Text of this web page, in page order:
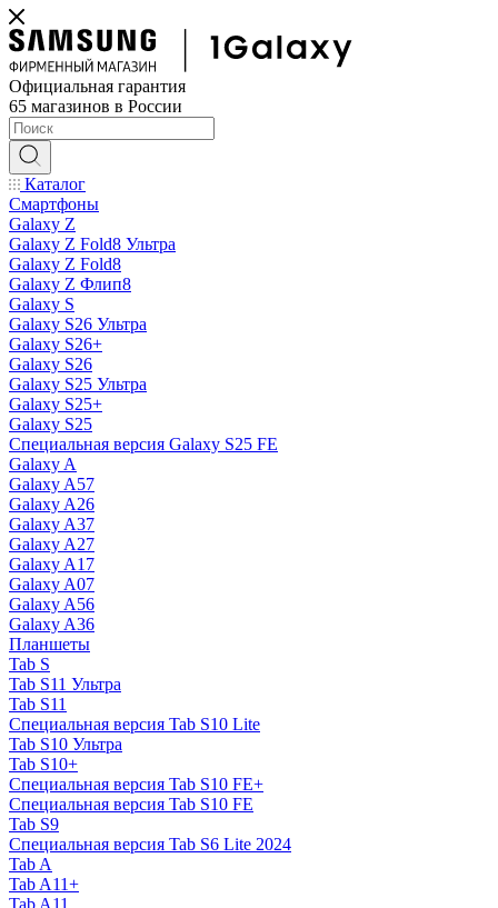
Официальная гарантия
65 магазинов в России
Каталог
Смартфоны
Galaxy Z
Galaxy Z Fold8 Ультра
Galaxy Z Fold8
Galaxy Z Флип8
Galaxy S
Galaxy S26 Ультра
Galaxy S26+
Galaxy S26
Galaxy S25 Ультра
Galaxy S25+
Galaxy S25
Специальная версия Galaxy S25 FE
Galaxy A
Galaxy A57
Galaxy A26
Galaxy A37
Galaxy A27
Galaxy A17
Galaxy A07
Galaxy A56
Galaxy A36
Планшеты
Tab S
Tab S11 Ультра
Tab S11
Специальная версия Tab S10 Lite
Tab S10 Ультра
Tab S10+
Специальная версия Tab S10 FE+
Специальная версия Tab S10 FE
Tab S9
Специальная версия Tab S6 Lite 2024
Tab A
Tab A11+
Tab A11